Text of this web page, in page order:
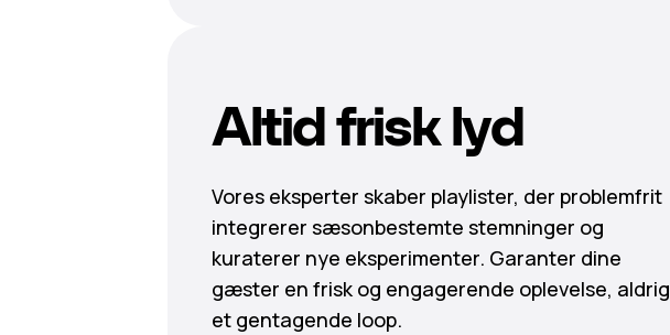
Altid frisk lyd
Vores eksperter skaber playlister, der problemfrit
integrerer sæsonbestemte stemninger og
kuraterer nye eksperimenter. Garanter dine
gæster en frisk og engagerende oplevelse, aldrig
et gentagende loop.